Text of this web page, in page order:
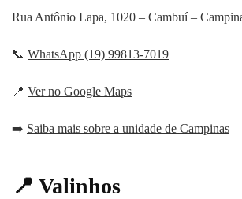
Rua Antônio Lapa, 1020 – Cambuí –
📞 WhatsApp (19) 99813-7019
📍 Ver no Google Maps
➡️ Saiba mais sobre a unidade de Campinas
📍 Valinhos